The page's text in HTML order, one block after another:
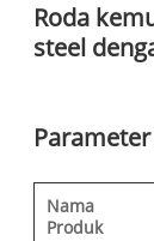
Roda
steel
Nama
Produk